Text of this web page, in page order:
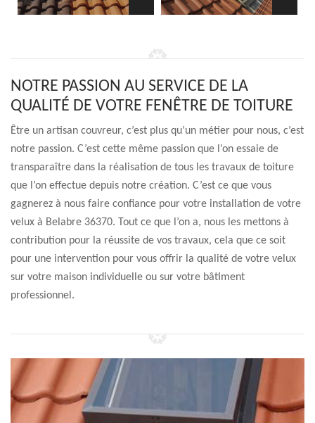
NOTRE PASSION AU SERVICE DE LA
QUALITÉ DE VOTRE FENÊTRE DE TOITURE
Être un artisan couvreur, c’est plus qu’un métier pour nous, c’est
notre passion. C’est cette même passion que l’on essaie de
transparaître dans la réalisation de tous les travaux de toiture
que l’on effectue depuis notre création. C’est ce que vous
gagnerez à nous faire confiance pour votre installation de votre
velux à Belabre 36370. Tout ce que l’on a, nous les mettons à
contribution pour la réussite de vos travaux, cela que ce soit
pour une intervention pour vous offrir la qualité de votre velux
sur votre maison individuelle ou sur votre bâtiment
professionnel.